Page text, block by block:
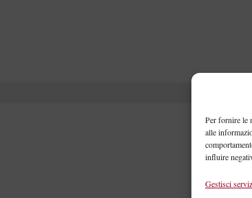
Per fornire le
alle
influire
Gestisci